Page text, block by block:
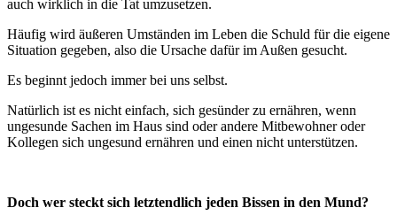
auch wirklich in die Tat umzusetzen.
Häufig wird äußeren Umständen im Leben die Schuld für die eigene
Situation gegeben, also die Ursache dafür im Außen gesucht.
Es beginnt jedoch immer bei uns selbst.
Natürlich ist es nicht einfach, sich gesünder zu ernähren, wenn
ungesunde Sachen im Haus sind oder andere Mitbewohner oder
Kollegen sich ungesund ernähren und einen nicht unterstützen.
Doch wer steckt sich letztendlich jeden Bissen in den Mund?